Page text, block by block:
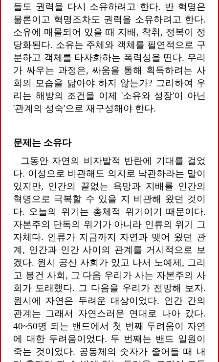
들도 권력을 다시 소유하려고 한다. 반 혁명은
물론이고 혁명조차도 권력을 소유하려고 한다.
소유에 매몰되어 있을 때 지배, 착취, 정복이 정
당화된다. 소유는 주체와 객체를 필연적으로 구
분하고 객체를 타자화하는 폭력성을 띤다. 우리
가 싸우는 과정은, 싸움을 통해 획득하려는 사
회의 모습을 닮아야 하지 않는가? 그리하여 우
리는 해방의 조건을 이제 '소유와 성장'이 아닌
'관계의 성숙'으로 재구성해야 한다.
문제는 소유다
그동안 자연의 비자발적 반란에 기대를 걸었
다. 이성으로 비관해도 의지로 낙관하라는 말이
있지만, 인간의 끝없는 욕망과 지배를 인간의
혁명으로 극복할 수 있을 지 비관해 왔던 것이
다. 오늘의 위기는 총체적 위기이기 때문이다.
자본주의 단독의 위기가 아니라 인류의 위기 그
자체다. 인류가 지금까지 자연과 맺어 왔던 관
계, 인간과 인간 사이의 관계를 거시적으로 보
겠다. 원시 공산 사회가 있고 나서 노예제, 그리
고 봉건 사회, 그 다음 우리가 사는 자본주의 사
회가 도래했다. 그 다음을 우리가 전망해 보자.
원시에 자연은 두려운 대상이었다. 인간 간의
관계는 그래서 자연스러운 연대로 나아 갔다.
40~50명 되는 밴드에서 첫 번째 두려움이 자연
에 대한 두려움이었다. 두 번째는 밴드 일원이
죽는 것이었다. 공동체의 숫자가 줄어들 때 내